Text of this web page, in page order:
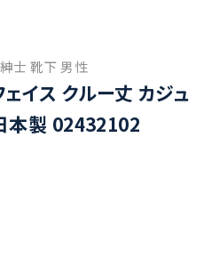
士 靴下 男性
イス クルー丈 カジュ
本製 02432102